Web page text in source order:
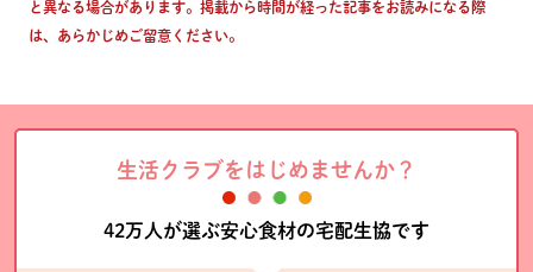
と異なる場合があります。掲載から時間が経った記事をお読みになる際
は、あらかじめご留意ください。
生活クラブをはじめませんか？
42万人が選ぶ安心食材の宅配生協です